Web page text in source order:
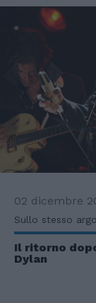
02 dicembre
Sullo stesso
Il ritorno
Dylan